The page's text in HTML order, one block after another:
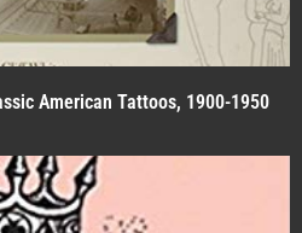
American Tattoos, 1900-1950